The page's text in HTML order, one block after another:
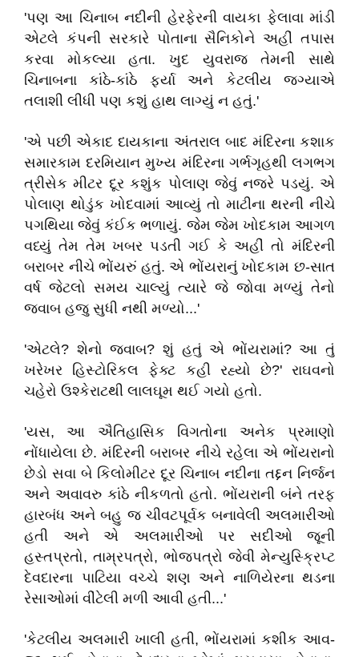
'પણ આ ચિનાબ નદીની હેરફેરની વાયકા ફેલાવા માંડી
એટલે કંપની સરકારે પોતાના સૈનિકોને અહીં તપાસ
કરવા મોકલ્યા હતા. ખુદ યુવરાજ તેમની સાથે
ચિનાબના કાંઠે-કાંઠે ફર્યા અને કેટલીય જગ્યાએ
તલાશી લીધી પણ કશું હાથ લાગ્યું ન હતું.'
'એ પછી એકાદ દાયકાના અંતરાલ બાદ મંદિરના કશાક
સમારકામ દરમિયાન મુખ્ય મંદિરના ગર્ભગૃહથી લગભગ
ત્રીસેક મીટર દૂર કશુંક પોલાણ જેવું નજરે પડયું. એ
પોલાણ થોડુંક ખોદવામાં આવ્યું તો માટીના થરની નીચે
પગથિયા જેવું કંઈક ભળાયું. જેમ જેમ ખોદકામ આગળ
વધ્યું તેમ તેમ ખબર પડતી ગઈ કે અહીં તો મંદિરની
બરાબર નીચે ભોંયરું હતું. એ ભોંયરાનું ખોદકામ છ-સાત
વર્ષ જેટલો સમય ચાલ્યું ત્યારે જે જોવા મળ્યું તેનો
જવાબ હજુ સુધી નથી મળ્યો...'
'એટલે? શેનો જવાબ? શું હતું એ ભોંયરામાં? આ તું
ખરેખર હિસ્ટોરિકલ ફેક્ટ કહી રહ્યો છે?' રાઘવનો
ચહેરો ઉશ્કેરાટથી લાલઘૂમ થઈ ગયો હતો.
'યસ, આ ઐતિહાસિક વિગતોના અનેક પ્રમાણો
નોંધાયેલા છે. મંદિરની બરાબર નીચે રહેલા એ ભોંયરાનો
છેડો સવા બે કિલોમીટર દૂર ચિનાબ નદીના તદ્દન નિર્જન
અને અવાવરુ કાંઠે નીકળતો હતો. ભોંયરાની બંને તરફ
હારબંધ અને બહુ જ ચીવટપૂર્વક બનાવેલી અલમારીઓ
હતી અને એ અલમારીઓ પર સદીઓ જૂની
હસ્તપ્રતો, તામ્રપત્રો, ભોજપત્રો જેવી મેન્યુસ્ક્રિપ્ટ
દેવદારના પાટિયા વચ્ચે શણ અને નાળિયેરના થડના
રેસાઓમાં વીંટેલી મળી આવી હતી...'
'કેટલીય અલમારી ખાલી હતી, ભોંયરામાં કશીક આવ-